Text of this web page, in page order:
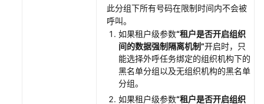
此分组下所有号码在限制时间内不会被
呼叫。
如果租户级参数“租户是否开启组织
间的数据强制隔离机制”开启时，只
能选择外呼任务绑定的组织机构下的
黑名单分组以及无组织机构的黑名单
分组。
如果租户级参数“租户是否开启组织